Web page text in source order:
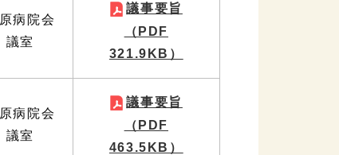
病院会
議室
議事要旨
（PDF
321.9KB）
病院会
議室
議事要旨
（PDF
463.5KB）